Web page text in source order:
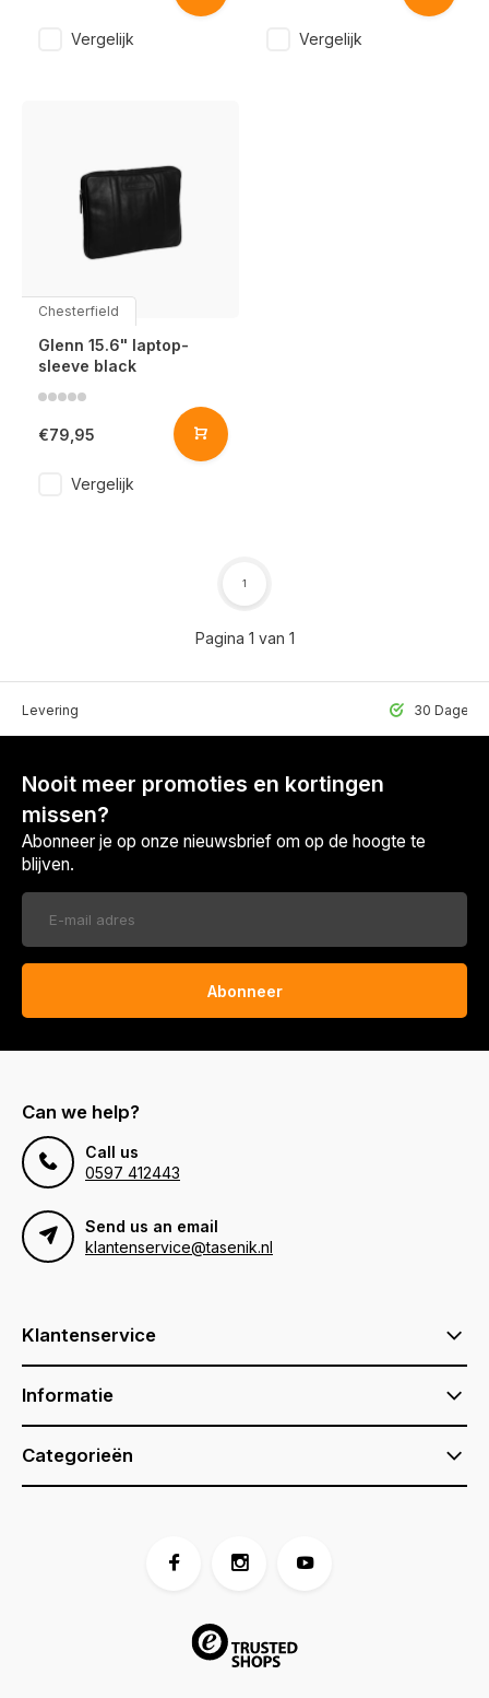
Vergelijk Vergelijk
Chesterfield
Glenn 15.6" laptop-
sleeve black
€79,95
Vergelijk
Pagina 1 van 1
1
Levering 30 Dagen
Nooit meer promoties en kortingen
missen?
Abonneer je op onze nieuwsbrief om op de hoogte te
blijven.
Abonneer
Can we help?
Call us
0597 412443
Send us an email
klantenservice@tasenik.nl
Klantenservice
Informatie
Categorieën